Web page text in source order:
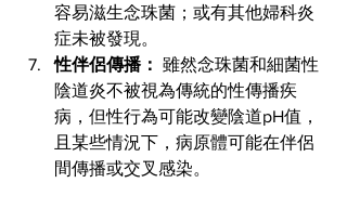
容易滋生念珠菌；或有其他婦科炎
症未被發現。
性伴侶傳播： 雖然念珠菌和細菌性
陰道炎不被視為傳統的性傳播疾
病，但性行為可能改變陰道pH值，
且某些情況下，病原體可能在伴侶
間傳播或交叉感染。